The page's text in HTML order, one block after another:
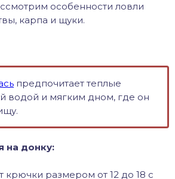
особенности ловли
карпа и щуки.
предпочитает теплые
водой и мягким дном, где он
на донку:
крючки размером от 12 до 18 с